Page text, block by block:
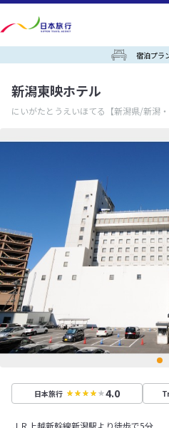
宿泊プラ
新潟東映ホテル
にいがたとうえいほてる 【新潟県/新潟
日本旅行 4.0
ＪＲ上越新幹線新潟駅より徒歩で5分